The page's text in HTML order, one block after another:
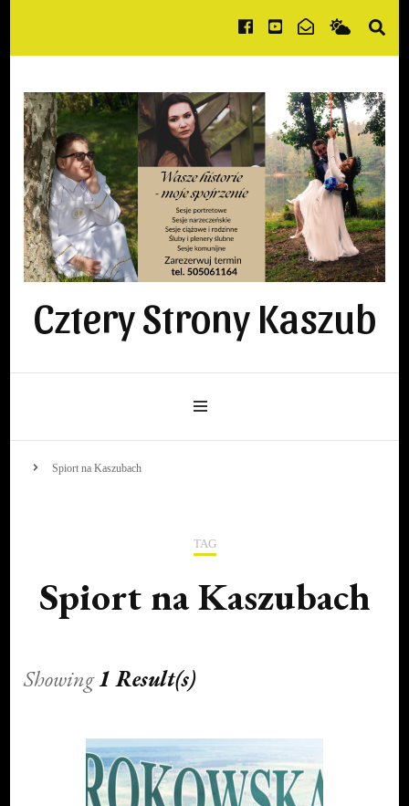
Cztery Strony Kaszub
Spiort na Kaszubach
TAG
Spiort na Kaszubach
Showing1 Result(s)